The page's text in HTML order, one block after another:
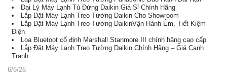
Đại Lý Máy Lạnh Tủ Đứng Daikin Giá Sỉ Chính Hãng
Lắp Đặt Máy Lạnh Treo Tường Daikin Cho Showroom
Lắp Đặt Máy Lạnh Treo Tường DaikinVận Hành Êm, Tiết Kiệm
Điện
Loa Bluetoot cố định Marshall Stanmore III chính hãng cao cấp
Lắp Đặt Máy Lạnh Treo Tường Daikin Chính Hãng – Giá Cạnh
Tranh
6/6/26